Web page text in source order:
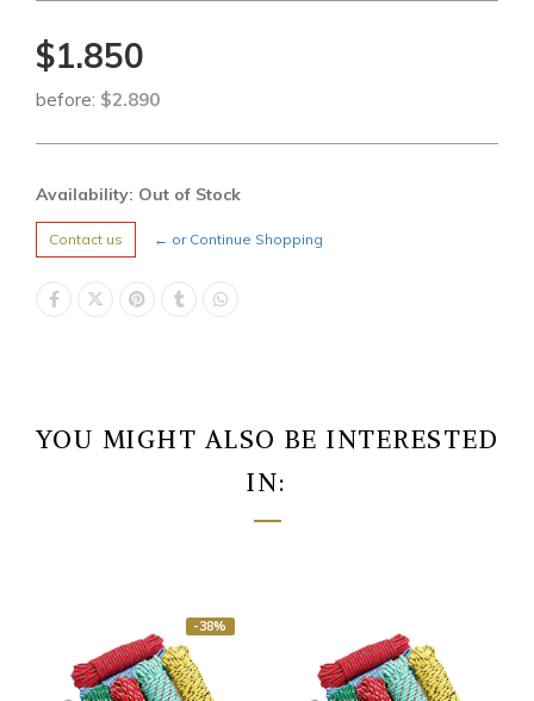
$1.850
before: $2.890
Availability: Out of Stock
Contact us ← or Continue Shopping
YOU MIGHT ALSO BE INTERESTED
IN:
-38%